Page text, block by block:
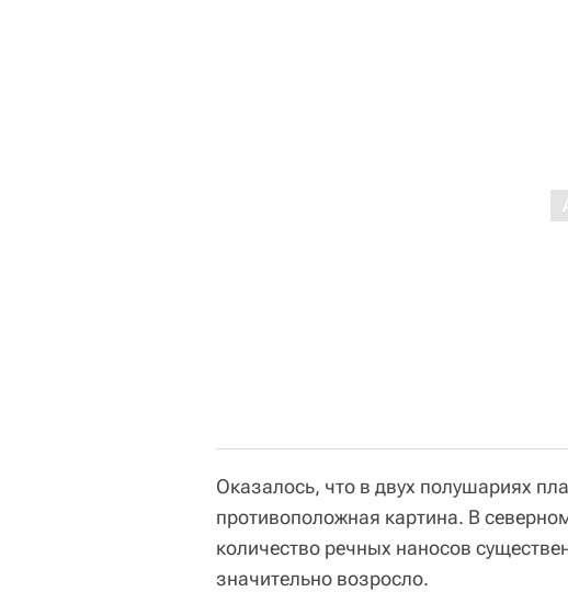
Оказалось, что в двух полушариях
противоположная картина. В
количество речных наносов
значительно возросло.